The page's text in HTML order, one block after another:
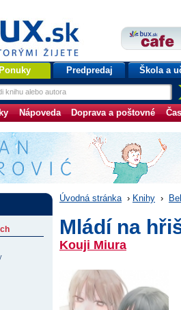
Ponuky Predpredaj Škola a
Nápoveda Doprava a poštovné
Úvodná stránka › Knihy ›
Mládí na
Kouji Miura